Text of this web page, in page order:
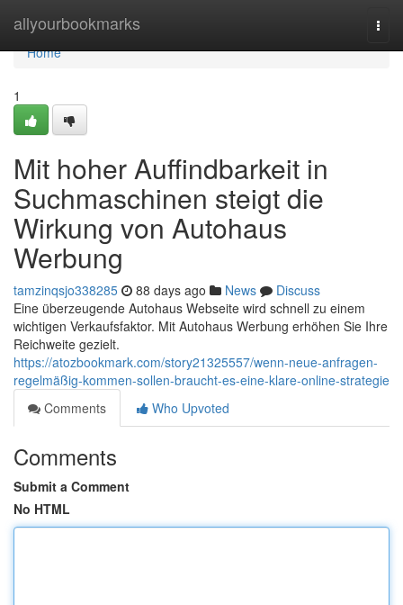
allyourbookmarks
Home
Home
1
Mit hoher Auffindbarkeit in
Suchmaschinen steigt die
Wirkung von Autohaus
Werbung
tamzinqsjo338285 88 days ago News
Discuss
Eine überzeugende Autohaus Webseite wird schnell zu einem
wichtigen Verkaufsfaktor. Mit Autohaus Werbung erhöhen Sie Ihre
Reichweite gezielt.
https://atozbookmark.com/story21325557/wenn-neue-anfragen-
regelmäßig-kommen-sollen-braucht-es-eine-klare-online-strategie
Comments
Who Upvoted
Comments
Submit a Comment
No HTML